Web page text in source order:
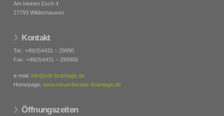
Am kleinen Esch 4
27793 Wildeshausen
Kontakt
Tel.: +49(0)4431 – 29990
Fax: +49(0)4431 – 299950
e-mail: info@stb-bramlage.de
Homepage: www.steuerberater-bramlage.de
Öffnungszeiten